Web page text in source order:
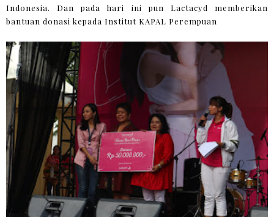
Indonesia. Dan pada hari ini pun Lactacyd memberikan
bantuan donasi kepada Institut KAPAL Perempuan